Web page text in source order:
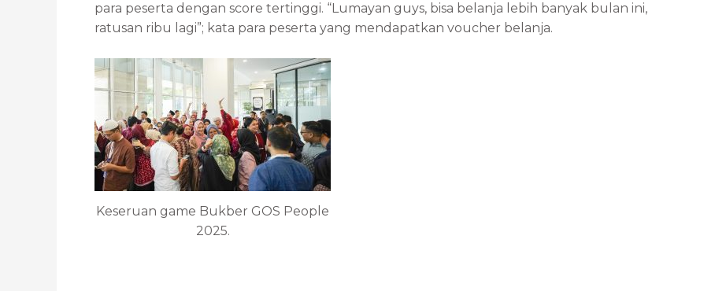
para peserta dengan score tertinggi. “Lumayan guys, bisa belanja lebih banyak bulan ini,
ratusan ribu lagi”; kata para peserta yang mendapatkan voucher belanja.
Keseruan game Bukber GOS People
2025.